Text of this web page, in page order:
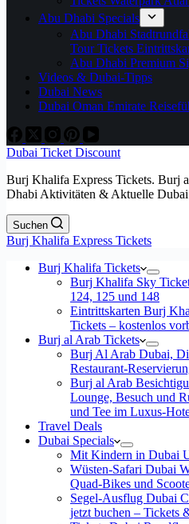
Abu Dhabi Specials
Abu Dhabi
Tour Tickets
Abu Dhabi Premium
Videos & Dubai-Tipps
Dubai News
Dubai Oman Emirate
Dubai Ticket Discount
Burj Khalifa Express Tickets. Burj
Dhabi Aktivitäten & Aktuelle Dubai
Suchen
Burj Khalifa Express Tickets
Burj Khalifa Tickets
Burj Khalifa Sky
124, 125 und 148
Eintrittskarten Burj
Tickets – kostenlos
Burj al Arab Tickets
Burj Al Arab Dubai,
Restaurant-
Burj al Arab
Lounge, Besuch und
und Tee im Luxus-
Travel Deals
Dubai Specials
Mit Kindern in Dubai
Wüsten-Safari Dubai
Quad-Bikes und
Segel-Ausflug Dubai
jetzt buchen – Tickets